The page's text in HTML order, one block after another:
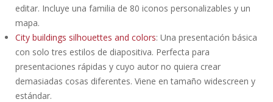
editar. Incluye una familia de 80 iconos personalizables y un
mapa.
City buildings silhouettes and colors: Una presentación básica
con solo tres estilos de diapositiva. Perfecta para
presentaciones rápidas y cuyo autor no quiera crear
demasiadas cosas diferentes. Viene en tamaño widescreen y
estándar.